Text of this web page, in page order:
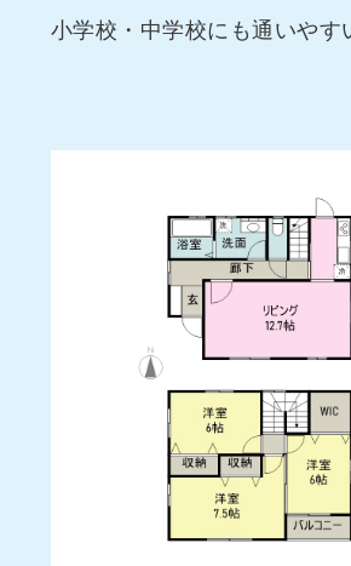
小学校・中学校にも通いやす